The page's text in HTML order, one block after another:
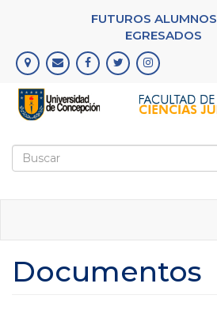
principal
FUTUROS ALUMNOS
EGRESADOS
Formulario
Documentos